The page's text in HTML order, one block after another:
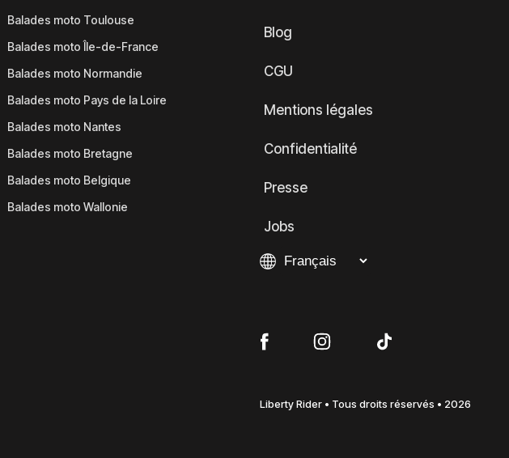
Balades moto Toulouse
Balades moto Île-de-France
Balades moto Normandie
Balades moto Pays de la Loire
Balades moto Nantes
Balades moto Bretagne
Balades moto Belgique
Balades moto Wallonie
Blog
CGU
Mentions légales
Confidentialité
Presse
Jobs
Liberty Rider • Tous droits réservés • 2026